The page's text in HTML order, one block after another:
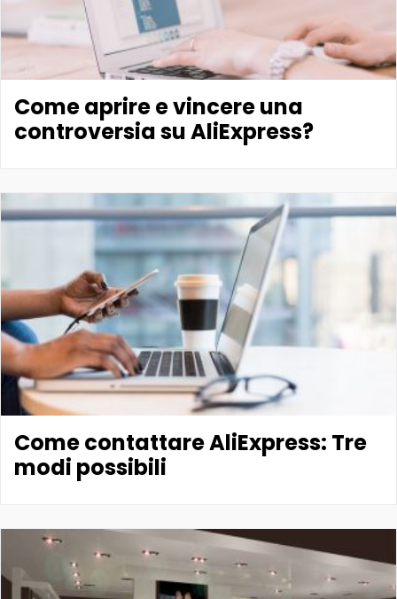
Come aprire e vincere una
controversia su AliExpress?
Come contattare AliExpress: Tre
modi possibili